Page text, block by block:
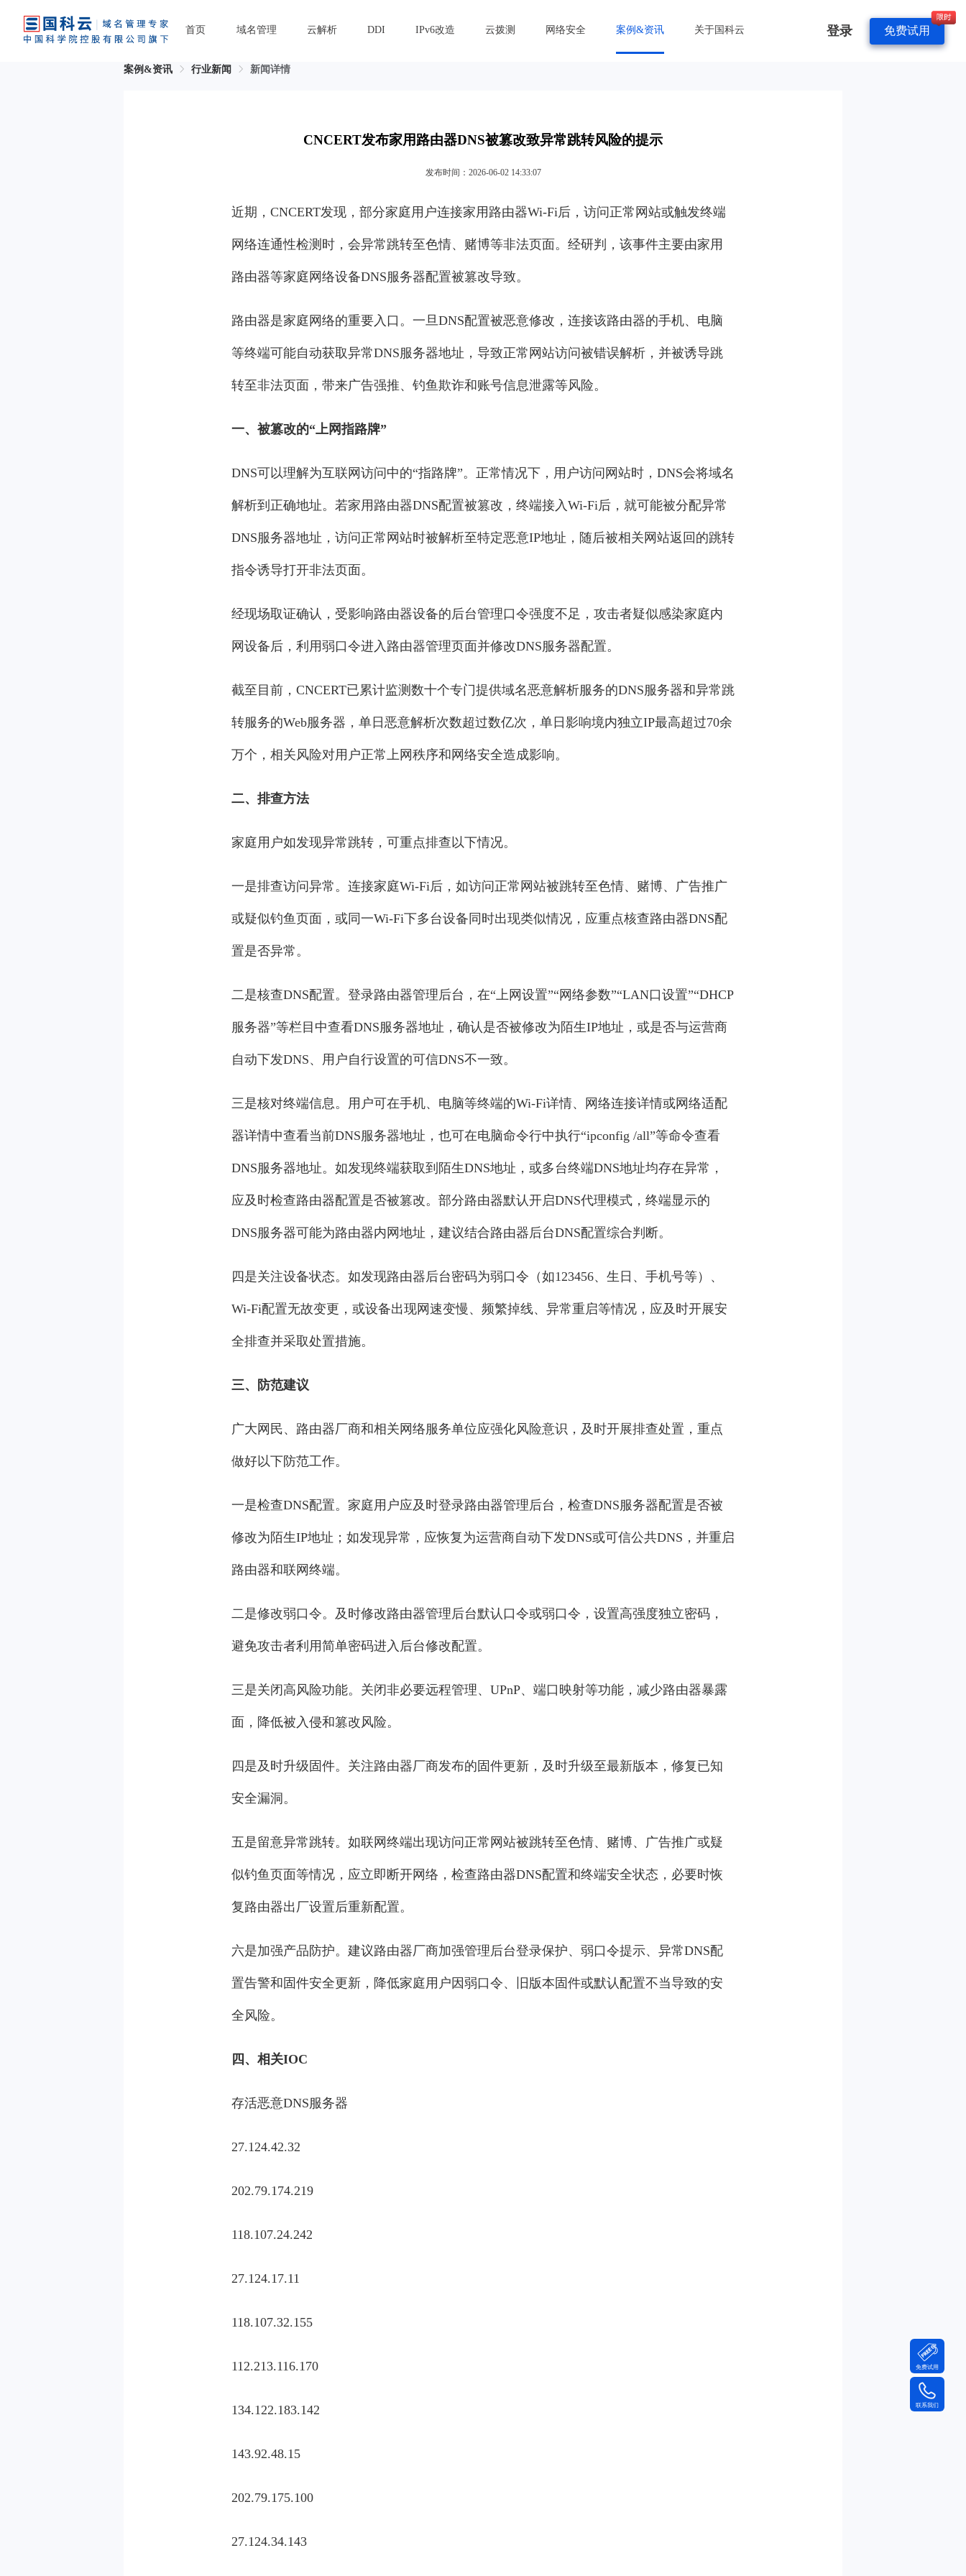
首页 域名管理 云解析 DDI IPv6改造 云拨测 网络安全 案例&资讯 关于国科云 登录 免费试用
案例&资讯 行业新闻 新闻详情
CNCERT发布家用路由器DNS被篡改致异常跳转风险的提示
发布时间：2026-06-02 14:33:07
近期，CNCERT发现，部分家庭用户连接家用路由器Wi-Fi后，访问正常网站或触发终端
网络连通性检测时，会异常跳转至色情、赌博等非法页面。经研判，该事件主要由家用
路由器等家庭网络设备DNS服务器配置被篡改导致。
路由器是家庭网络的重要入口。一旦DNS配置被恶意修改，连接该路由器的手机、电脑
等终端可能自动获取异常DNS服务器地址，导致正常网站访问被错误解析，并被诱导跳
转至非法页面，带来广告强推、钓鱼欺诈和账号信息泄露等风险。
一、被篡改的“上网指路牌”
DNS可以理解为互联网访问中的“指路牌”。正常情况下，用户访问网站时，DNS会将域名
解析到正确地址。若家用路由器DNS配置被篡改，终端接入Wi-Fi后，就可能被分配异常
DNS服务器地址，访问正常网站时被解析至特定恶意IP地址，随后被相关网站返回的跳转
指令诱导打开非法页面。
经现场取证确认，受影响路由器设备的后台管理口令强度不足，攻击者疑似感染家庭内
网设备后，利用弱口令进入路由器管理页面并修改DNS服务器配置。
截至目前，CNCERT已累计监测数十个专门提供域名恶意解析服务的DNS服务器和异常跳
转服务的Web服务器，单日恶意解析次数超过数亿次，单日影响境内独立IP最高超过70余
万个，相关风险对用户正常上网秩序和网络安全造成影响。
二、排查方法
家庭用户如发现异常跳转，可重点排查以下情况。
一是排查访问异常。连接家庭Wi-Fi后，如访问正常网站被跳转至色情、赌博、广告推广
或疑似钓鱼页面，或同一Wi-Fi下多台设备同时出现类似情况，应重点核查路由器DNS配
置是否异常。
二是核查DNS配置。登录路由器管理后台，在“上网设置”“网络参数”“LAN口设置”“DHCP
服务器”等栏目中查看DNS服务器地址，确认是否被修改为陌生IP地址，或是否与运营商
自动下发DNS、用户自行设置的可信DNS不一致。
三是核对终端信息。用户可在手机、电脑等终端的Wi-Fi详情、网络连接详情或网络适配
器详情中查看当前DNS服务器地址，也可在电脑命令行中执行“ipconfig /all”等命令查看
DNS服务器地址。如发现终端获取到陌生DNS地址，或多台终端DNS地址均存在异常，
应及时检查路由器配置是否被篡改。部分路由器默认开启DNS代理模式，终端显示的
DNS服务器可能为路由器内网地址，建议结合路由器后台DNS配置综合判断。
四是关注设备状态。如发现路由器后台密码为弱口令（如123456、生日、手机号等）、
Wi-Fi配置无故变更，或设备出现网速变慢、频繁掉线、异常重启等情况，应及时开展安
全排查并采取处置措施。
三、防范建议
广大网民、路由器厂商和相关网络服务单位应强化风险意识，及时开展排查处置，重点
做好以下防范工作。
一是检查DNS配置。家庭用户应及时登录路由器管理后台，检查DNS服务器配置是否被
修改为陌生IP地址；如发现异常，应恢复为运营商自动下发DNS或可信公共DNS，并重启
路由器和联网终端。
二是修改弱口令。及时修改路由器管理后台默认口令或弱口令，设置高强度独立密码，
避免攻击者利用简单密码进入后台修改配置。
三是关闭高风险功能。关闭非必要远程管理、UPnP、端口映射等功能，减少路由器暴露
面，降低被入侵和篡改风险。
四是及时升级固件。关注路由器厂商发布的固件更新，及时升级至最新版本，修复已知
安全漏洞。
五是留意异常跳转。如联网终端出现访问正常网站被跳转至色情、赌博、广告推广或疑
似钓鱼页面等情况，应立即断开网络，检查路由器DNS配置和终端安全状态，必要时恢
复路由器出厂设置后重新配置。
六是加强产品防护。建议路由器厂商加强管理后台登录保护、弱口令提示、异常DNS配
置告警和固件安全更新，降低家庭用户因弱口令、旧版本固件或默认配置不当导致的安
全风险。
四、相关IOC
存活恶意DNS服务器
27.124.42.32
202.79.174.219
118.107.24.242
27.124.17.11
118.107.32.155
112.213.116.170
134.122.183.142
143.92.48.15
202.79.175.100
27.124.34.143
免费试用
联系我们